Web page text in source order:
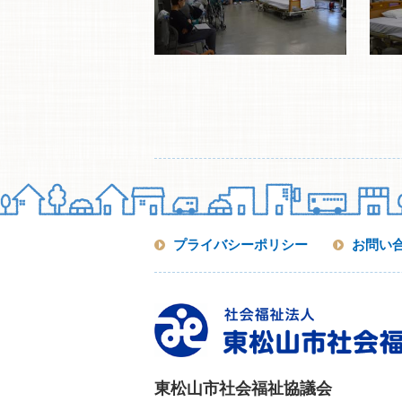
プライバシーポリシー お問い
東松山市社会福祉協議会